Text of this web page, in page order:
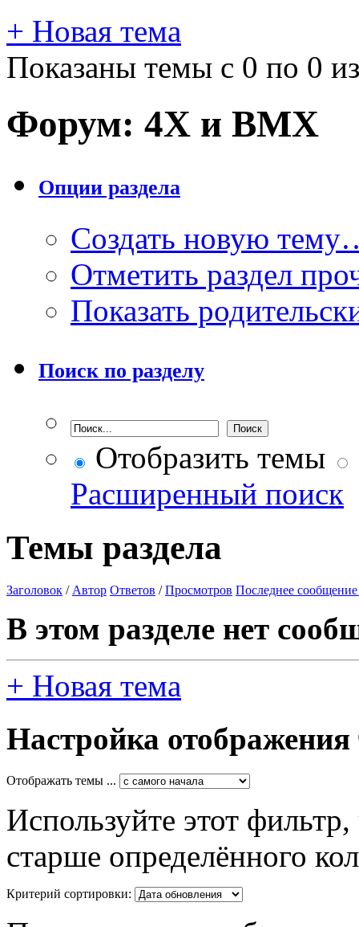
+ Новая тема
Показаны темы с 0 по 0
Форум: 4X и BMX
Опции раздела
Создать новую
Отметить раздел
Показать
Поиск по разделу
Отобразить темы
Расширенный поиск
Темы раздела
Заголовок / Автор Ответов /Просмотров Последнее сообщение
В этом разделе нет
+ Новая тема
Настройка отображения
Отображать темы ...
Используйте этот
старше определённого
Критерий сортировки: